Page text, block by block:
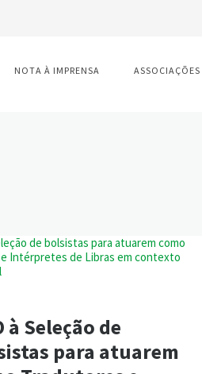
NOTA À IMPRENSA ASSOCIAÇÕES
à Seleção de
para atuarem